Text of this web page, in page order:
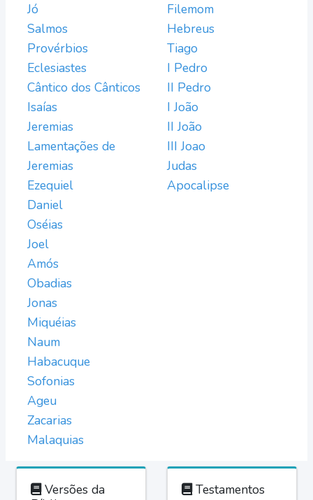
Jó
Salmos
Provérbios
Eclesiastes
Cântico dos Cânticos
Isaías
Jeremias
Lamentações de
Jeremias
Ezequiel
Daniel
Oséias
Joel
Amós
Obadias
Jonas
Miquéias
Naum
Habacuque
Sofonias
Ageu
Zacarias
Malaquias
Filemom
Hebreus
Tiago
I Pedro
II Pedro
I João
II João
III Joao
Judas
Apocalipse
Versões da
Testamentos